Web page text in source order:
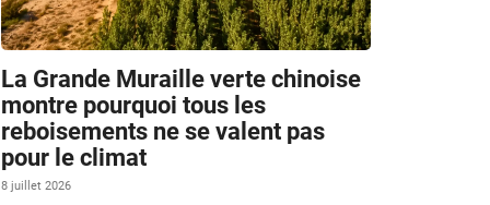
La Grande Muraille verte chinoise
montre pourquoi tous les
reboisements ne se valent pas
pour le climat
8 juillet 2026